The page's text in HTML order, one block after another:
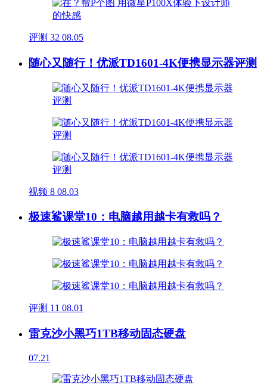
评测 32 08.05
随心又随行！优派TD1601-4K便携显示器评测
视频 8 08.03
极速鲨课堂10：电脑越用越卡有救吗？
评测 11 08.01
雷克沙小黑巧1TB移动固态硬盘
07.21